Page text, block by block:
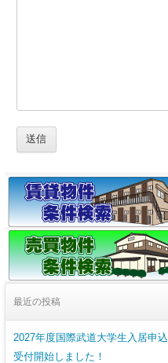
最近の投稿
2027年度国際武道大学生入居申込
受付開始しました！